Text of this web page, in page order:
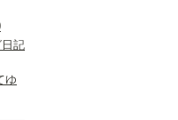
記
ゆ